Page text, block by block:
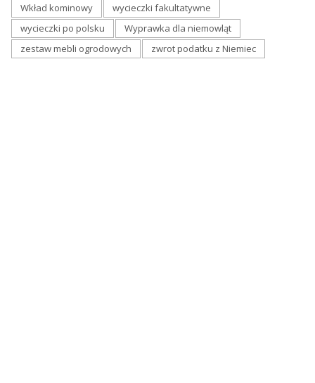
Wkład kominowy
wycieczki fakultatywne
wycieczki po polsku
Wyprawka dla niemowląt
zestaw mebli ogrodowych
zwrot podatku z Niemiec